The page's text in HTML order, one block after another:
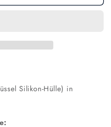
Silikon-Hülle) in